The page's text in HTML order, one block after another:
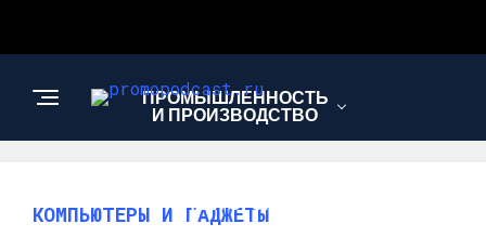
ПРОМЫШЛЕННОСТЬ
И ПРОИЗВОДСТВО
САД И ОГОРОД
КОМПЬЮТЕРЫ И ГАДЖЕТЫ